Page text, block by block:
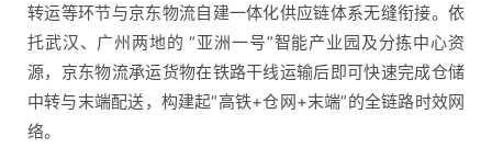
转运等环节与京东物流自建一体化供应链体系无缝衔接。依
托武汉、广州两地的 “亚洲一号”智能产业园及分拣中心资
源，京东物流承运货物在铁路干线运输后即可快速完成仓储
中转与末端配送，构建起“高铁+仓网+末端”的全链路时效网
络。